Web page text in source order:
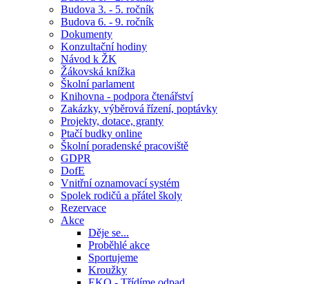
Budova 3. - 5. ročník
Budova 6. - 9. ročník
Dokumenty
Konzultační hodiny
Návod k ŽK
Žákovská knížka
Školní parlament
Knihovna - podpora čtenářství
Zakázky, výběrová řízení, poptávky
Projekty, dotace, granty
Ptačí budky online
Školní poradenské pracoviště
GDPR
DofE
Vnitřní oznamovací systém
Spolek rodičů a přátel školy
Rezervace
Akce
Děje se...
Proběhlé akce
Sportujeme
Kroužky